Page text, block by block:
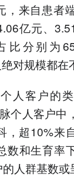
，来自患者
亿元、
分别为
对规模都在
人客户的类
个人客户中
，超10%来
数和生育率
人群基数或